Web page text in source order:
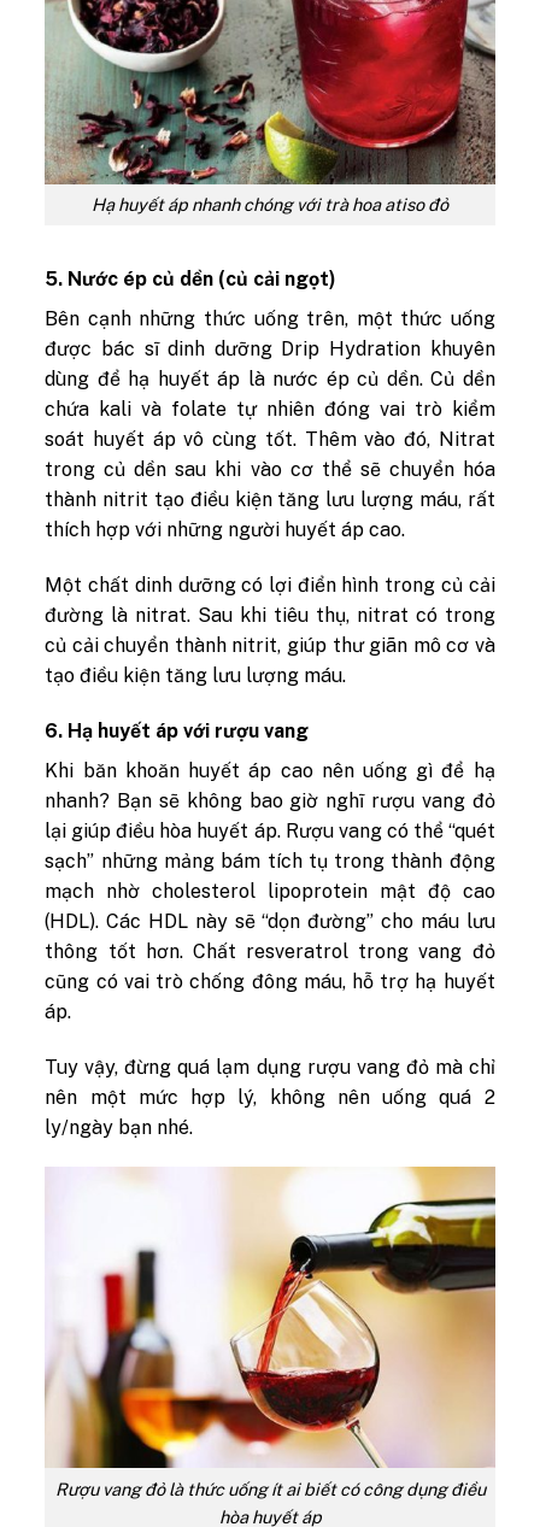
Hạ huyết áp nhanh chóng với trà hoa atiso đỏ
5. Nước ép củ dền (củ cải ngọt)
Bên cạnh những thức uống trên, một thức uống
được bác sĩ dinh dưỡng Drip Hydration khuyên
dùng để hạ huyết áp là nước ép củ dền. Củ dền
chứa kali và folate tự nhiên đóng vai trò kiểm
soát huyết áp vô cùng tốt. Thêm vào đó, Nitrat
trong củ dền sau khi vào cơ thể sẽ chuyển hóa
thành nitrit tạo điều kiện tăng lưu lượng máu, rất
thích hợp với những người huyết áp cao.
Một chất dinh dưỡng có lợi điển hình trong củ cải
đường là nitrat. Sau khi tiêu thụ, nitrat có trong
củ cải chuyển thành nitrit, giúp thư giãn mô cơ và
tạo điều kiện tăng lưu lượng máu.
6. Hạ huyết áp với rượu vang
Khi băn khoăn huyết áp cao nên uống gì để hạ
nhanh? Bạn sẽ không bao giờ nghĩ rượu vang đỏ
lại giúp điều hòa huyết áp. Rượu vang có thể “quét
sạch” những mảng bám tích tụ trong thành động
mạch nhờcholesterol lipoprotein mật độ cao
(HDL). Các HDL này sẽ “dọn đường” cho máu lưu
thông tốt hơn. Chất resveratrol trong vang đỏ
cũng có vai trò chống đông máu, hỗ trợ hạ huyết
áp.
Tuy vậy, đừng quá lạm dụng rượu vang đỏ mà chỉ
nên một mức hợp lý, không nên uống quá 2
ly/ngày bạn nhé.
Rượu vang đỏ là thức uống ít ai biết có công dụng điều
hòa huyết áp